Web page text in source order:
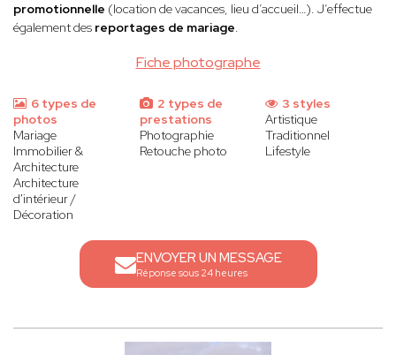
Fiche photographe
promotionnelle (location de vacances, lieu d’accueil…). J’effectue
également des reportages de mariage.
6 types de
photos
Mariage
Immobilier &
Architecture
Architecture
d'intérieur /
Décoration
2 types de
prestations
Photographie
Retouche photo
3 styles
Artistique
Traditionnel
Lifestyle
ENVOYER UN MESSAGE
Réponse sous 24 heures